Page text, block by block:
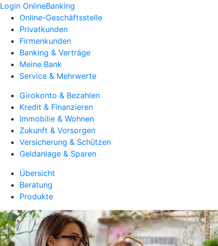
Login OnlineBanking
Online-Geschäftsstelle
Privatkunden
Firmenkunden
Banking & Verträge
Meine Bank
Service & Mehrwerte
Girokonto & Bezahlen
Kredit & Finanzieren
Immobilie & Wohnen
Zukunft & Vorsorgen
Versicherung & Schützen
Geldanlage & Sparen
Übersicht
Beratung
Produkte